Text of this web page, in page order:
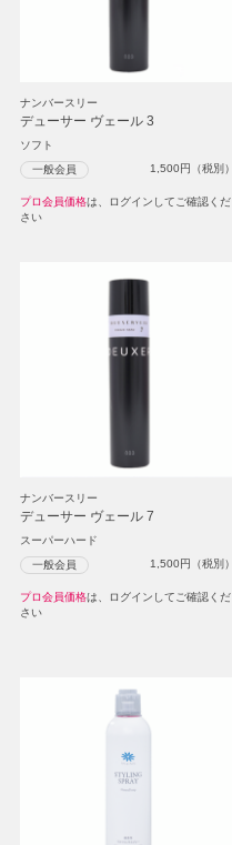
ナンバースリー
デューサー ヴェール 3
ソフト
一般会員 1,500円（税別）
プロ会員価格は、ログインしてご確認くだ
さい
ナンバースリー
デューサー ヴェール 7
スーパーハード
一般会員 1,500円（税別）
プロ会員価格は、ログインしてご確認くだ
さい